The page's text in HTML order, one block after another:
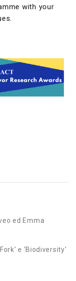
with your
ed Emma
e 'Biodiversity'